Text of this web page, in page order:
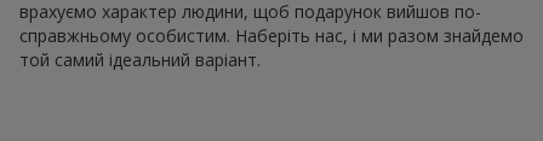
врахуємо характер людини, щоб подарунок вийшов по-
справжньому особистим. Наберіть нас, і ми разом знайдемо
той самий ідеальний варіант.